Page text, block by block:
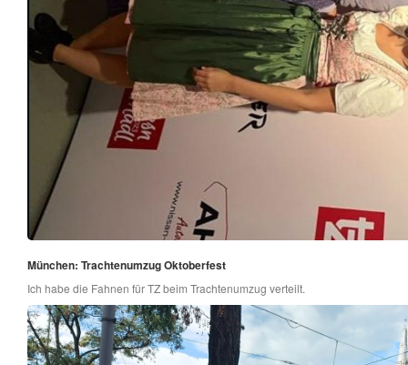
München: Trachtenumzug Oktoberfest
Ich habe die Fahnen für TZ beim Trachtenumzug verteilt.